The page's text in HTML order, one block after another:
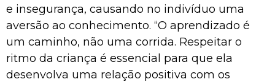
e insegurança, causando no indivíduo uma
aversão ao conhecimento. “O aprendizado é
um caminho, não uma corrida. Respeitar o
ritmo da criança é essencial para que ela
desenvolva uma relação positiva com os